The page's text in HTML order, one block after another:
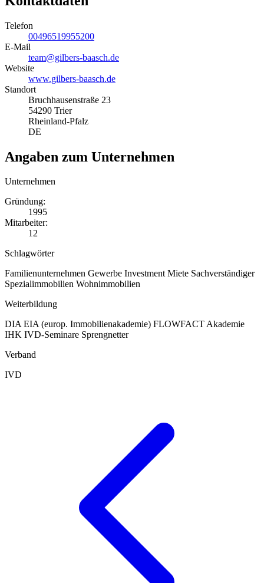
Telefon
00496519955200
E-Mail
team@gilbers-baasch.de
Website
www.gilbers-baasch.de
Standort
Bruchhausenstraße 23
54290 Trier
Rheinland-Pfalz
DE
Angaben zum Unternehmen
Unternehmen
Gründung:
1995
Mitarbeiter:
12
Schlagwörter
Familienunternehmen Gewerbe Investment Miete Sachverständiger
Spezialimmobilien Wohnimmobilien
Weiterbildung
DIA EIA (europ. Immobilienakademie) FLOWFACT Akademie
IHK IVD-Seminare Sprengnetter
Verband
IVD